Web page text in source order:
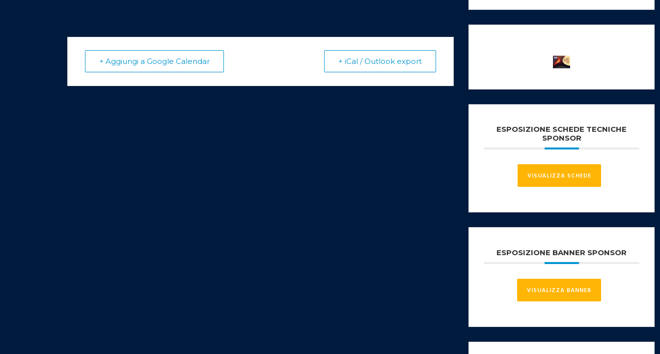
+ Aggiungi a Google Calendar + iCal / Outlook export
ESPOSIZIONE SCHEDE TECNICHE
SPONSOR
VISUALIZZA SCHEDE
ESPOSIZIONE BANNER SPONSOR
VISUALIZZA BANNER